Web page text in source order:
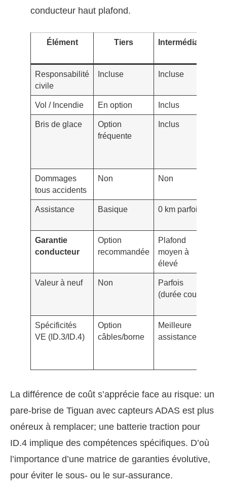
conducteur haut plafond.
Élément Tiers
Intermédiaire
Responsabilité
civile
Incluse Incluse
Vol / Incendie En option Inclus
Bris de glace
Option
fréquente
Inclus
Dommages
tous accidents
Non Non
Assistance Basique 0 km parfois
Garantie
conducteur
Option
recommandée
Plafond
moyen à
élevé
Valeur à neuf Non
Parfois
(durée courte)
Spécificités
VE (ID.3/ID.4)
Option
câbles/borne
Meilleure
assistance
La différence de coût s’apprécie face au risque: un
pare-brise de Tiguan avec capteurs ADAS est plus
onéreux à remplacer; une batterie traction pour
ID.4 implique des compétences spécifiques. D’où
l’importance d’une matrice de garanties évolutive,
pour éviter le sous- ou le sur-assurance.